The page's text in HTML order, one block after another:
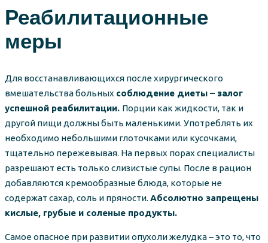
Реабилитационные
меры
Для восстанавливающихся после хирургического
вмешательства больных соблюдение диеты – залог
успешной реабилитации. Порции как жидкости, так и
другой пищи должны быть маленькими. Употреблять их
необходимо небольшими глоточками или кусочками,
тщательно пережевывая. На первых порах специалисты
разрешают есть только слизистые супы. После в рацион
добавляются кремообразные блюда, которые не
содержат сахар, соль и пряности. Абсолютно запрещены
кислые, грубые и соленые продукты.
Самое опасное при развитии опухоли желудка – это то, что